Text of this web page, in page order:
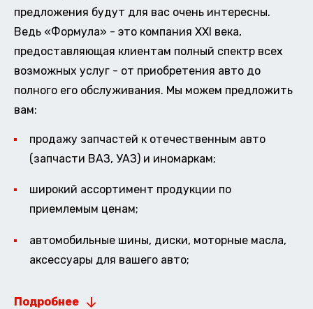
предложения будут для вас очень интересны.
Ведь «Формула» - это компания XXI века,
предоставляющая клиентам полный спектр всех
возможных услуг - от приобретения авто до
полного его обслуживания. Мы можем предложить
вам:
продажу запчастей к отечественным авто
(запчасти ВАЗ, УАЗ) и иномаркам;
широкий ассортимент продукции по
приемлемым ценам;
автомобильные шины, диски, моторные масла,
аксессуары для вашего авто;
Подробнее